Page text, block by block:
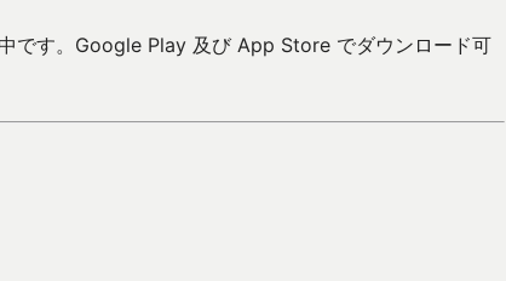
です。Google Play 及び App Store でダウンロード可